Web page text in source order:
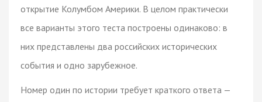
открытие Колумбом Америки. В целом практически
все варианты этого теста построены одинаково: в
них представлены два российских исторических
события и одно зарубежное.
Номер один по истории требует краткого ответа —